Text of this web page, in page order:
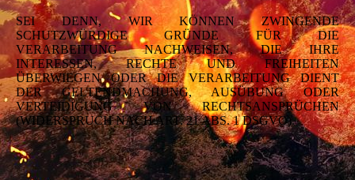
SEI DENN, WIR KÖNNEN ZWINGENDE
SCHUTZWÜRDIGE GRÜNDE FÜR DIE
VERARBEITUNG NACHWEISEN, DIE IHRE
INTERESSEN, RECHTE UND FREIHEITEN
ÜBERWIEGEN ODER DIE VERARBEITUNG DIENT
DER GELTENDMACHUNG, AUSÜBUNG ODER
VERTEIDIGUNG VON RECHTSANSPRÜCHEN
(WIDERSPRUCH NACH ART. 21 ABS. 1 DSGVO).